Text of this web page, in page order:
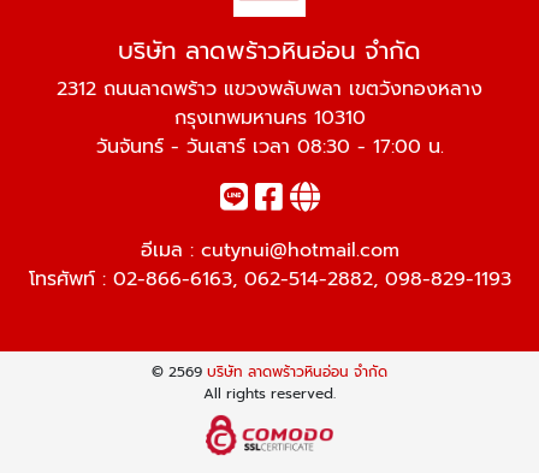
บริษัท ลาดพร้าวหินอ่อน จำกัด
2312 ถนนลาดพร้าว แขวงพลับพลา เขตวังทองหลาง
กรุงเทพมหานคร 10310
วันจันทร์ - วันเสาร์ เวลา 08:30 - 17:00 น.
อีเมล : cutynui@hotmail.com
โทรศัพท์ : 02-866-6163, 062-514-2882, 098-829-1193
© 2569 บริษัท ลาดพร้าวหินอ่อน จำกัด
All rights reserved.